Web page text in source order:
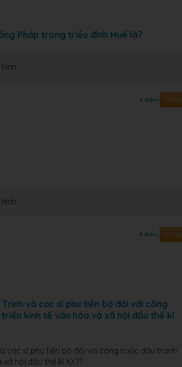
Pháp trong triều đình Huế là?
hình
2 điểm Trả lời
hình
8 điểm Trả lời
và cac sĩ phu tiến bộ đối với công
kinh tế văn hóa và xã hội đầu thế kỉ
cac sĩ phu tiến bộ đối với công cuộc đấu tranh
hội đầu thế kỉ XX??